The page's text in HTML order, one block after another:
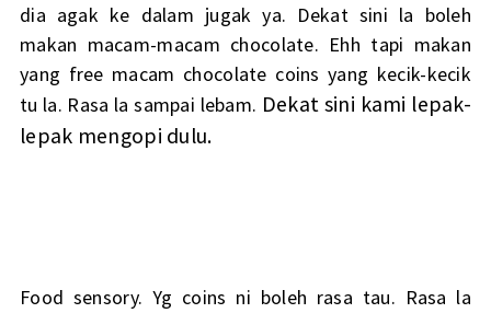
dia agak ke dalam jugak ya. Dekat sini la boleh
makan macam-macam chocolate. Ehh tapi makan
yang free macam chocolate coins yang kecik-kecik
tu la. Rasa la sampai lebam. Dekat sini kami lepak-
lepak mengopi dulu.
Food sensory. Yg coins ni boleh rasa tau. Rasa la